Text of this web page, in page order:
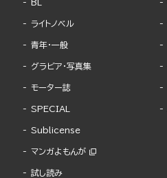
BL
ライトノベル
青年・一般
グラビア・写真集
モーター誌
SPECIAL
Sublicense
マンガよもんが
試し読み